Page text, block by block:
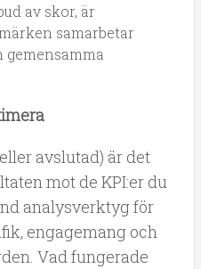
av skor, är
samarbetar
avslutad) är det
mot de KPI:er du
analysverktyg för
engagemang och
Vad fungerade